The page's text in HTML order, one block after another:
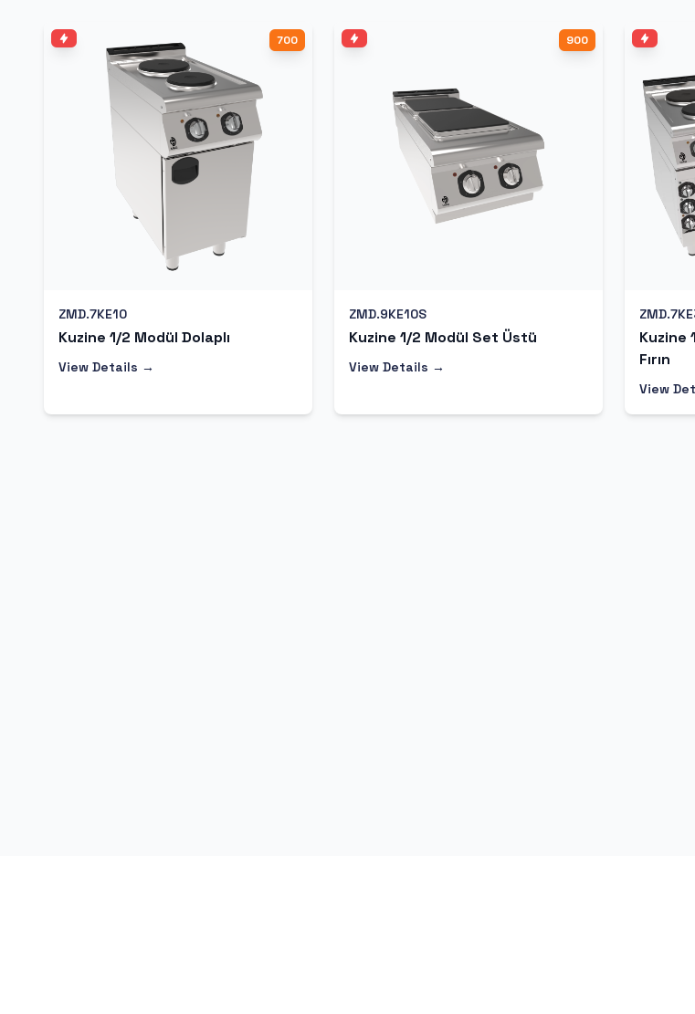
700
ZMD.7KE10
Kuzine 1/2 Modül Dolaplı
View Details →
900
ZMD.9KE10S
Kuzine 1/2 Modül Set Üstü
View Details →
Kuzine
Fırın
View